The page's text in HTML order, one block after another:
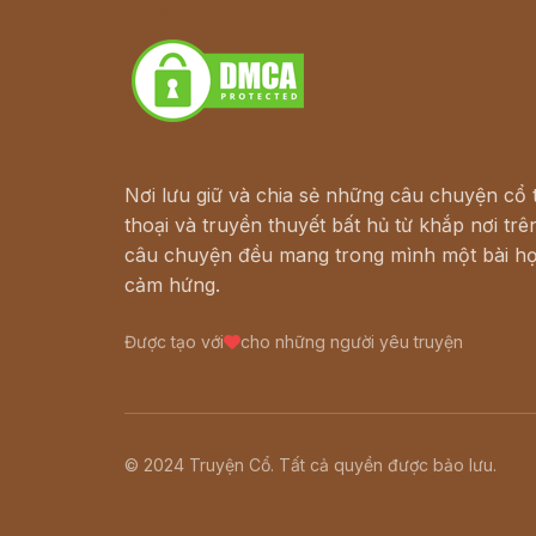
Nơi lưu giữ và chia sẻ những câu chuyện cổ
thoại và truyền thuyết bất hủ từ khắp nơi
câu chuyện đều mang trong mình một bài
cảm hứng.
Được tạo với cho những người yêu truyện
© 2024 Truyện Cổ. Tất cả quyền được bảo lưu.